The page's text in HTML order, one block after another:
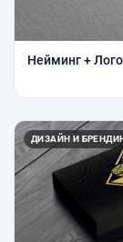
Нейминг +
ДИЗАЙН И